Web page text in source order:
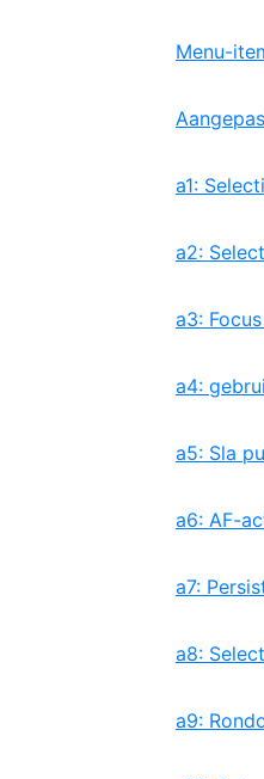
Menu-
a1:
a2:
a3:
a4:
a5: Sla
a6: AF-
a7:
a8:
a9: